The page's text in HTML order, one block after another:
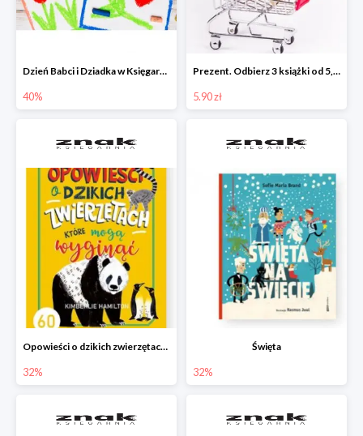
Dzień Babci i Dziadka w Księgarni Znak do -40%
40%
Prezent. Odbierz 3 książki od 5,90zł
5.90 zł
Opowieści o dzikich zwierzętach, które mogą wyginąć.
32%
Święta
32%